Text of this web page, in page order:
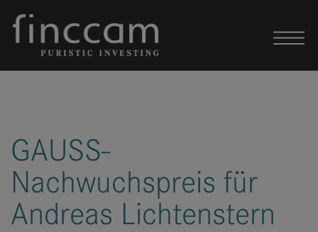
GAUSS-
Nachwuchspreis für
Andreas Lichtenstern